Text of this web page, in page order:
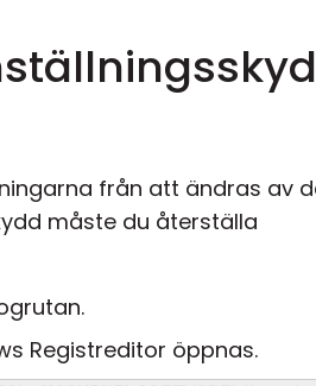
från att ändras av
måste du återställa
Registreditor öppnas.